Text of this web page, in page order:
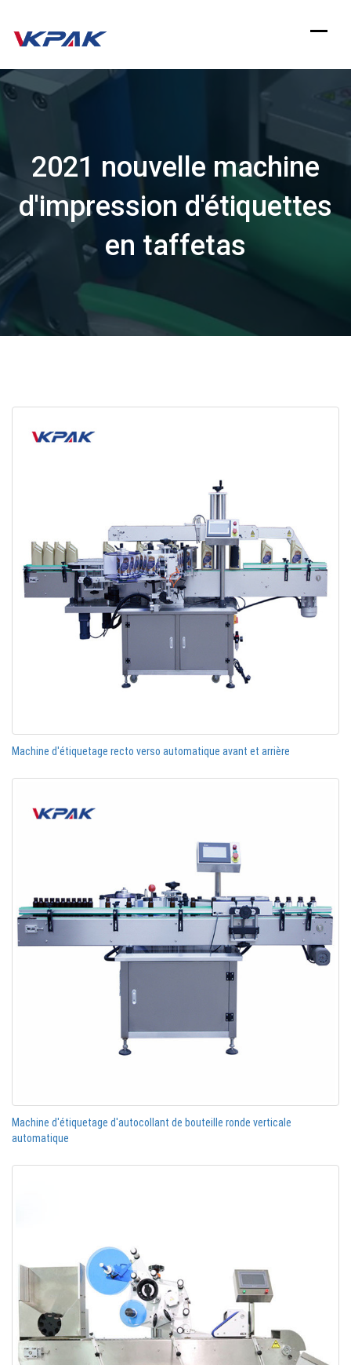
Aller
au
contenu
2021 nouvelle machine
d'impression d'étiquettes
en taffetas
Machine d'étiquetage recto verso automatique avant et arrière
Machine d'étiquetage d'autocollant de bouteille ronde verticale
automatique